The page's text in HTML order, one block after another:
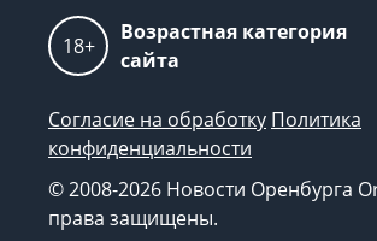
18+
Возрастная категория
сайта
Согласие на обработку Политика
конфиденциальности
© 2008-2026 Новости Оренбурга
права защищены.